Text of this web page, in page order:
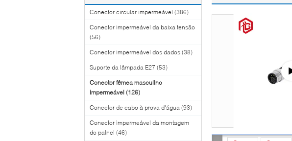
Conector circular impermeável (386)
Conector impermeável da baixa tensão
(56)
Conector impermeável dos dados (38)
Suporte da lâmpada E27 (53)
Conector fêmea masculino
impermeável (126)
Conector de cabo à prova d'água (93)
Conector impermeável da montagem
do painel (46)